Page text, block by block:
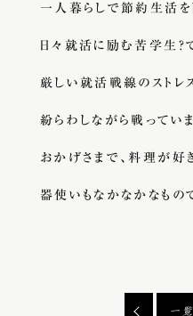
一人暮らしで節約生活を
日々就活に励む苦学生？
厳しい就活戦線のストレ
紛らわしながら戦っていま
おかげさまで、料理が好
器使いもなかなかなもので
一